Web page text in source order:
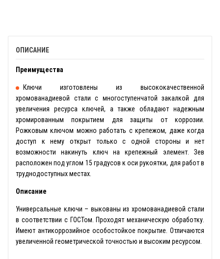
ОПИСАНИЕ
Преимущества
Ключи изготовлены из высококачественной
хромованадиевой стали с многоступенчатой закалкой для
увеличения ресурса ключей, а также обладают надежным
хромированным покрытием для защиты от коррозии.
Рожковым ключом можно работать с крепежом, даже когда
доступ к нему открыт только с одной стороны и нет
возможности накинуть ключ на крепежный элемент. Зев
расположен под углом 15 градусов к оси рукоятки, для работ в
труднодоступных местах.
Описание
Универсальные ключи – выкованы из хромованадиевой стали
в соответствии с ГОСТом. Проходят механическую обработку.
Имеют антикоррозийное особостойкое покрытие. Отличаются
увеличенной геометрической точностью и высоким ресурсом.